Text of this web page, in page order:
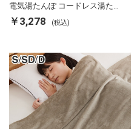
電気湯たんぽ コードレス湯たん
ぽ エコ 節電 節約 省エネ 充電式
エコ電気あんか EWT-2143 スリ
￥3,278 (税込)